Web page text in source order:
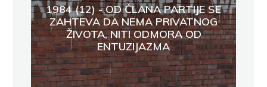
1984 (12) - OD ČLANA PARTIJE SE
ZAHTEVA DA NEMA PRIVATNOG
ŽIVOTA, NITI ODMORA OD
ENTUZIJAZMA